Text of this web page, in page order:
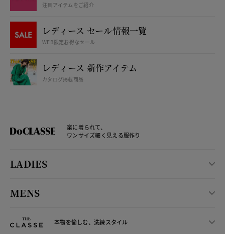
注目アイテムをご紹介
レディース セール情報一覧
WEB限定お得なセール
レディース 新作アイテム
カタログ掲載商品
楽に着られて、
ワンサイズ細く見える服作り
LADIES
MENS
本物を愉しむ、洗練スタイル